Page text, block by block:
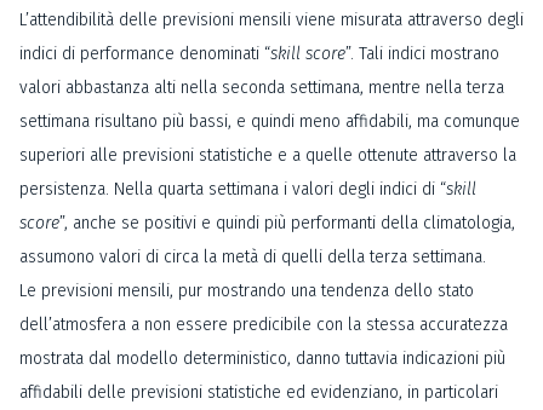
L’attendibilità delle previsioni mensili viene misurata attraverso degli
indici di performance denominati “skill score”. Tali indici mostrano
valori abbastanza alti nella seconda settimana, mentre nella terza
settimana risultano più bassi, e quindi meno affidabili, ma comunque
superiori alle previsioni statistiche e a quelle ottenute attraverso la
persistenza. Nella quarta settimana i valori degli indici di “skill
score”, anche se positivi e quindi più performanti della climatologia,
assumono valori di circa la metà di quelli della terza settimana.
Le previsioni mensili, pur mostrando una tendenza dello stato
dell’atmosfera a non essere predicibile con la stessa accuratezza
mostrata dal modello deterministico, danno tuttavia indicazioni più
affidabili delle previsioni statistiche ed evidenziano, in particolari